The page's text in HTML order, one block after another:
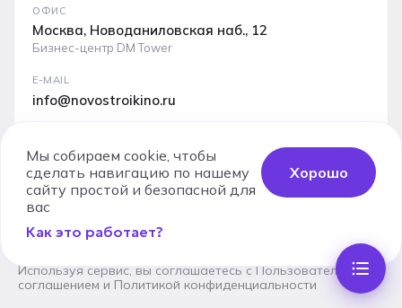
ОФИС
Москва, Новоданиловская наб., 12
Бизнес-центр DM Tower
E-MAIL
info@novostroikino.ru
аудитория
Скачать PDF
Используя сервис, вы соглашаетесь с Пользовательским
соглашением и Политикой конфиденциальности
Мы собираем cookie, чтобы
сделать навигацию по нашему
сайту простой и безопасной для
вас
Как это работает?
Хорошо